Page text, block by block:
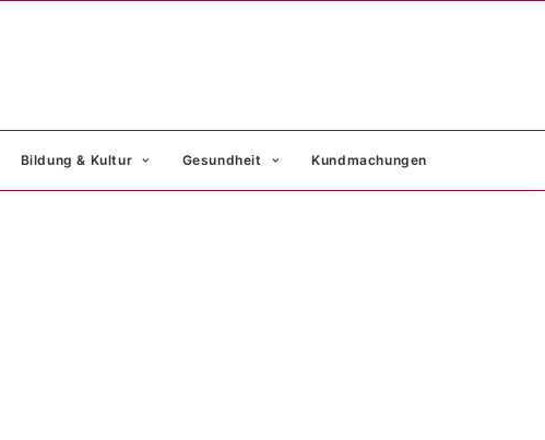
Bildung & Kultur Gesundheit Kundmachungen